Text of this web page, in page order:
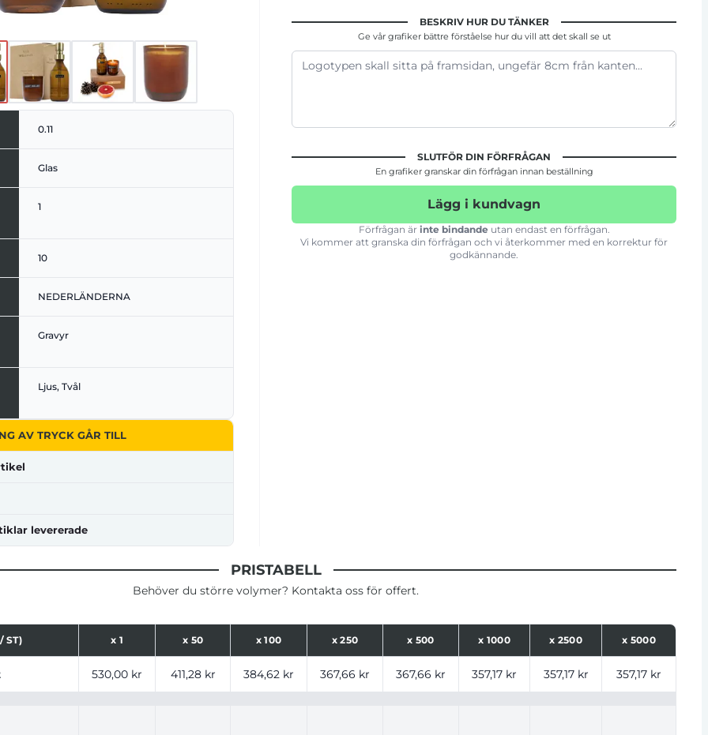
0.11
Glas
1
10
NEDERLÄNDERNA
Gravyr
Ljus, Tvål
AV TRYCK GÅR TILL
levererade
BESKRIV HUR DU TÄNKER
Ge vår grafiker bättre förståelse hur du vill att det skall se ut
SLUTFÖR DIN FÖRFRÅGAN
En grafiker granskar din förfrågan innan beställning
Lägg i kundvagn
Förfrågan är inte bindande utan endast en förfrågan.
Vi kommer att granska din förfrågan och vi återkommer med en korrektur för
godkännande.
PRISTABELL
Behöver du större volymer? Kontakta oss för offert.
ST) x 1 x 50 x100 x250 x 500 x 1000 x 2500 x 5000
530,00 kr 411,28 kr 384,62 kr 367,66 kr 367,66 kr 357,17 kr 357,17 kr 357,17 kr